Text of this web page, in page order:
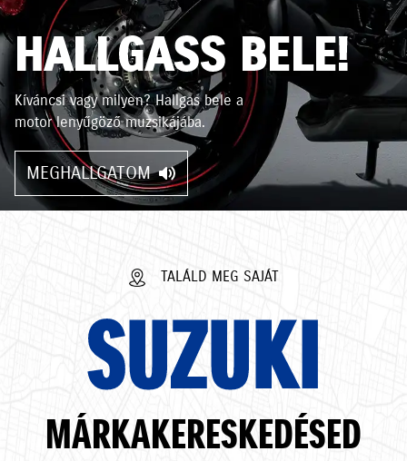
HALLGASS BELE!
Kíváncsi vagy milyen? Hallgas bele a
motor lenyűgöző muzsikájába.
MEGHALLGATOM
TALÁLD MEG SAJÁT
SUZUKI
MÁRKAKERESKEDÉSED